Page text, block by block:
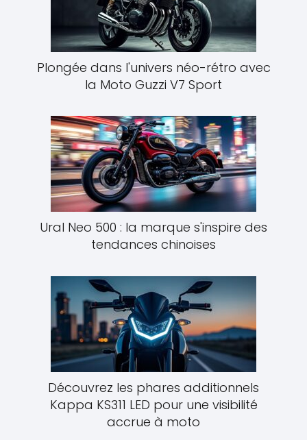
Plongée dans l'univers néo-rétro avec
la Moto Guzzi V7 Sport
Ural Neo 500 : la marque s'inspire des
tendances chinoises
Découvrez les phares additionnels
Kappa KS311 LED pour une visibilité
accrue à moto